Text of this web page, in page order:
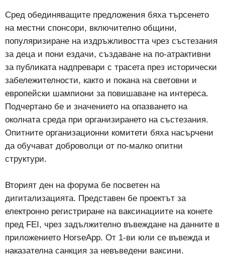
Сред обединяващите предложения бяха търсенето
на местни спонсори, включително общини,
популяризиране на издръжливостта чрез състезания
за деца и пони ездачи, създаване на по-атрактивни
за публиката надпревари с трасета през исторически
забележителности, както и покана на световни и
европейски шампиони за повишаване на интереса.
Подчертано бе и значението на опазването на
околната среда при организирането на състезания.
Опитните организационни комитети бяха насърчени
да обучават доброволци от по-малко опитни
структури.
Вторият ден на форума бе посветен на
дигитализацията. Представен бе проектът за
електронно регистриране на ваксинациите на конете
пред FEI, чрез задължително въвеждане на данните в
приложението HorseApp. От 1-ви юли се въвежда и
наказателна санкция за невъведени ваксини.